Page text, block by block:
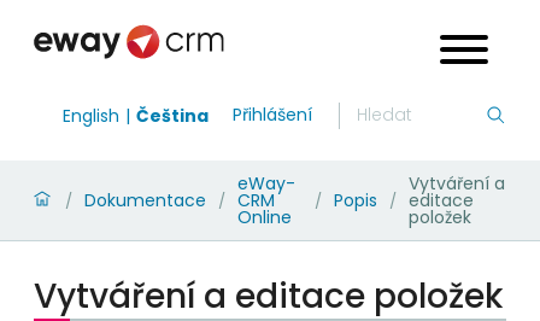
English Čeština Přihlášení
/ Dokumentace /
eWay-
CRM
Online
/ Popis /
Vytváření a
editace
položek
Vytváření a editace položek